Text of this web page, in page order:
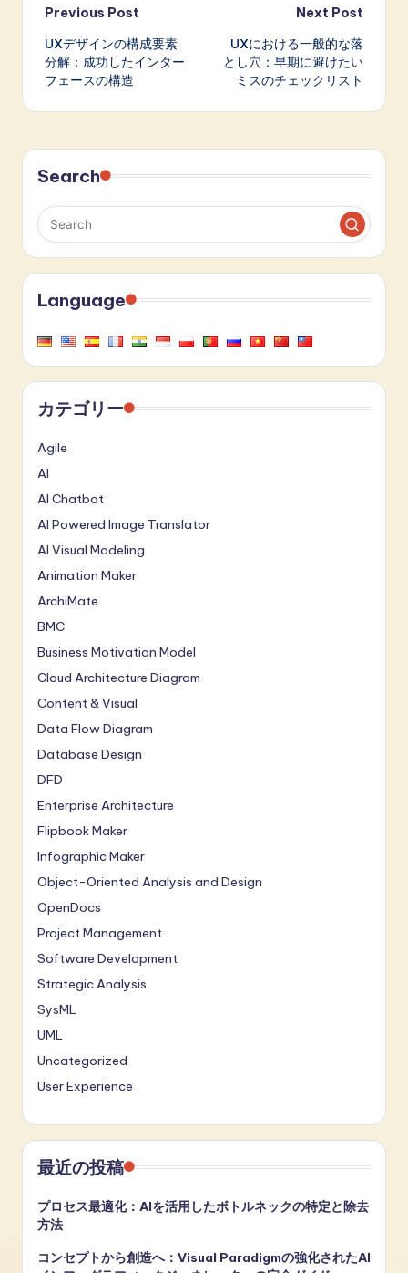
Post
navigation
Previous Post
UXデザインの構成要素
分解：成功したインター
フェースの構造
Next Post
UXにおける一般的な落
とし穴：早期に避けたい
ミスのチェックリスト
Search
Language
カテゴリー
Agile
AI
AI Chatbot
AI Powered Image Translator
AI Visual Modeling
Animation Maker
ArchiMate
BMC
Business Motivation Model
Cloud Architecture Diagram
Content & Visual
Data Flow Diagram
Database Design
DFD
Enterprise Architecture
Flipbook Maker
Infographic Maker
Object-Oriented Analysis and Design
OpenDocs
Project Management
Software Development
Strategic Analysis
SysML
UML
Uncategorized
User Experience
最近の投稿
プロセス最適化：AIを活用したボトルネックの特定と除去
方法
コンセプトから創造へ：Visual Paradigmの強化されたAI